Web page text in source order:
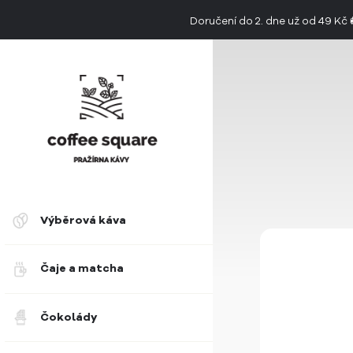
👉 Objevte jedinečnou chuť
Doručení do 2. dne už od 49 Kč
Výběrová káva
Čaje a matcha
Čokolády